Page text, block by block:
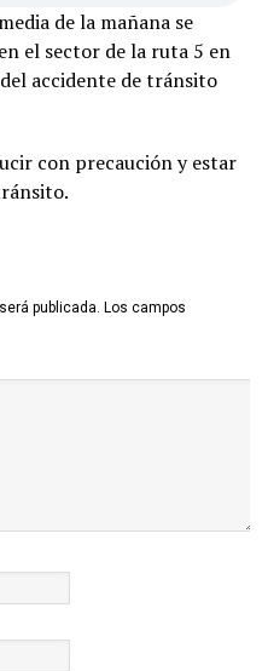
de la mañana se
el sector de la ruta 5 en
accidente de tránsito
con precaución y estar
publicada. Los campos